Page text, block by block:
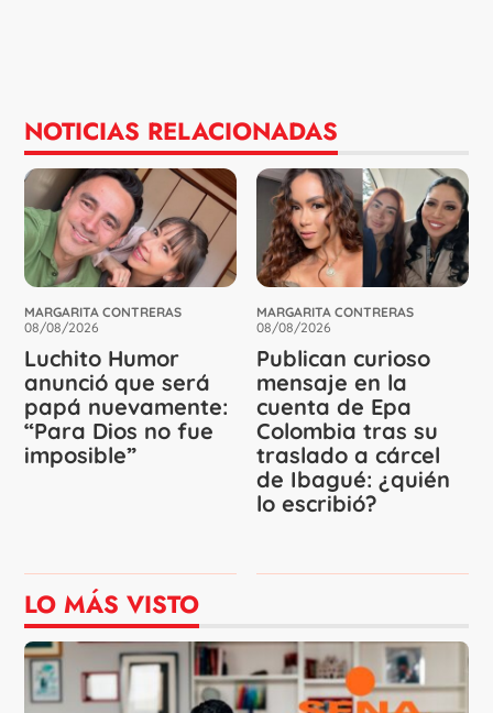
NOTICIAS RELACIONADAS
MARGARITA CONTRERAS
08/08/2026
Luchito Humor
anunció que será
papá nuevamente:
“Para Dios no fue
imposible”
MARGARITA CONTRERAS
08/08/2026
Publican curioso
mensaje en la
cuenta de Epa
Colombia tras su
traslado a cárcel
de Ibagué: ¿quién
lo escribió?
LO MÁS VISTO